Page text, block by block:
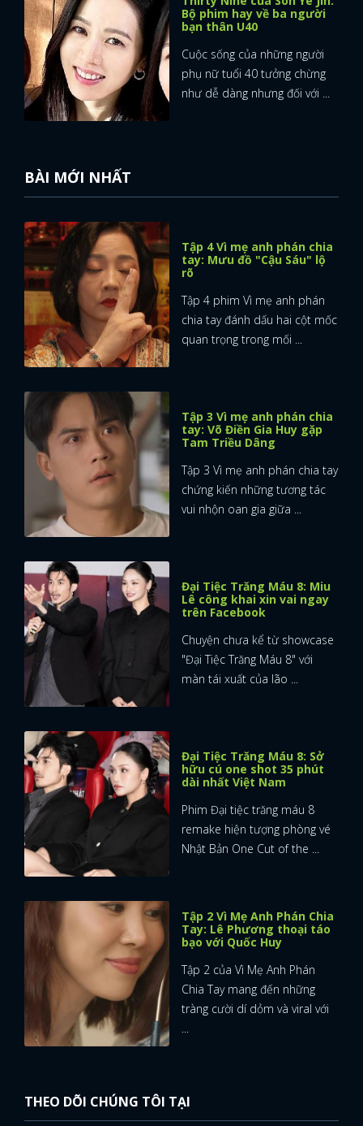
Bộ phim hay về ba người
bạn thân U40
Cuộc sống của những người
phụ nữ tuổi 40 tưởng chừng
như dễ dàng nhưng đối với ...
BÀI MỚI NHẤT
Tập 4 Vì mẹ anh phán chia
tay: Mưu đồ "Cậu Sáu" lộ
rõ
Tập 4 phim Vì mẹ anh phán
chia tay đánh dấu hai cột mốc
quan trọng trong mối ...
Tập 3 Vì mẹ anh phán chia
tay: Võ Điền Gia Huy gặp
Tam Triều Dâng
Tập 3 Vì mẹ anh phán chia tay
chứng kiến những tương tác
vui nhộn oan gia giữa ...
Đại Tiệc Trăng Máu 8: Miu
Lê công khai xin vai ngay
trên Facebook
Chuyện chưa kể từ showcase
"Đại Tiệc Trăng Máu 8" với
màn tái xuất của lão ...
Đại Tiệc Trăng Máu 8: Sở
hữu cú one shot 35 phút
dài nhất Việt Nam
Phim Đại tiệc trăng máu 8
remake hiện tượng phòng vé
Nhật Bản One Cut of the ...
Tập 2 Vì Mẹ Anh Phán Chia
Tay: Lê Phương thoại táo
bạo với Quốc Huy
Tập 2 của Vì Mẹ Anh Phán
Chia Tay mang đến những
tràng cười dí dỏm và viral với
...
THEO DÕI CHÚNG TÔI TẠI